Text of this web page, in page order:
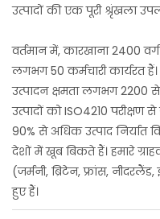
उत्पादों की एक पूरी श्रृंखला
वर्तमान में, कारखाना 2400
लगभग 50 कर्मचारी कार्यरत
उत्पादन क्षमता लगभग 2200
उत्पादों को ISO4210 परीक्षण से
90% से अधिक उत्पाद निर्यात
देशों में खूब बिकते हैं। हमारे
(जर्मनी, ब्रिटेन, फ्रांस,
हुए हैं।